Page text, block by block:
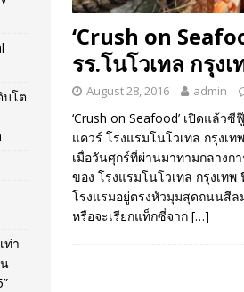
‘Crush on
รร.โนโวเทล กรุง
August 28, 2016 admin
‘Crush on Seafood’ เปิดแล้
แควร์ โรงแรมโนโวเทล กรุงเ
เมื่อวันศุกร์ที่ผ่านมาท่ามกลางก
ของ โรงแรมโนโวเทล กรุงเท
โรงแรมอยู่ตรงหัวมุมสุดถนนสีล
หรือจะเรียกแท็กซี่จาก […]
บโต
ท่า